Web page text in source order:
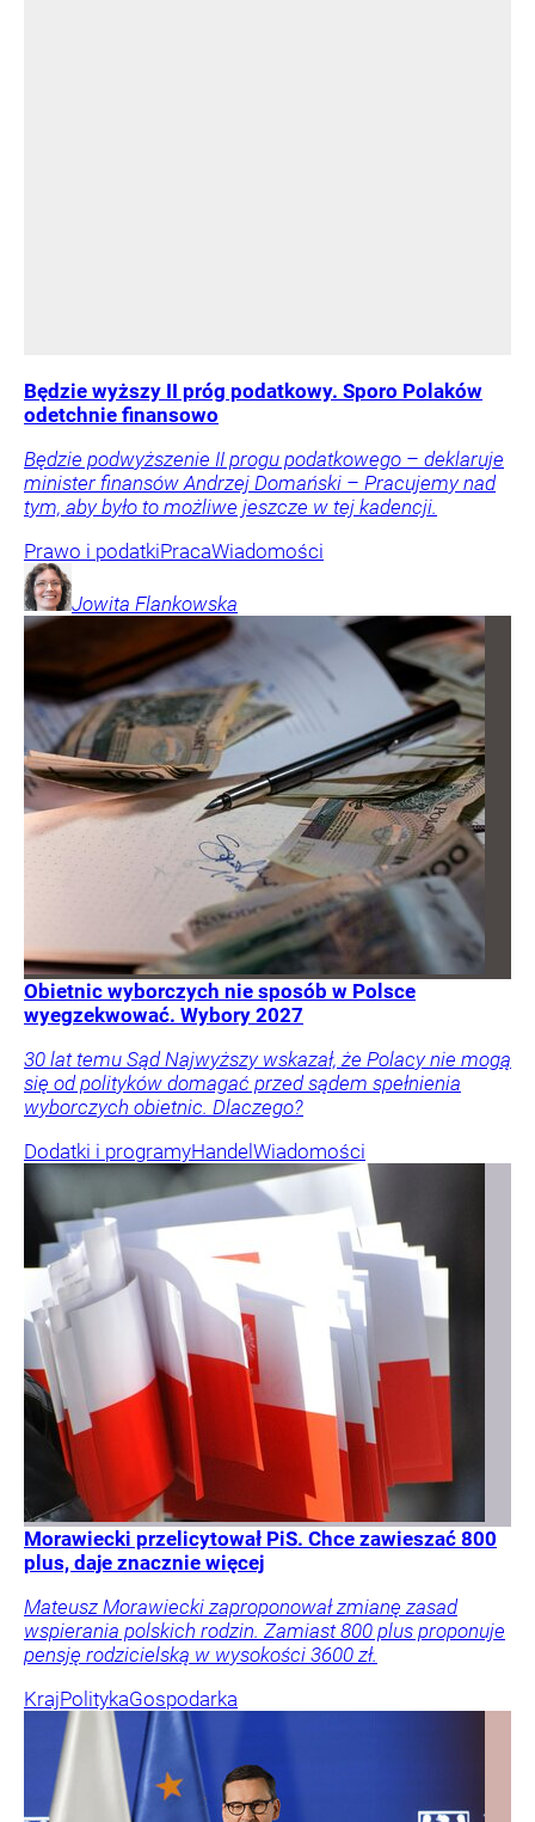
Będzie wyższy II próg podatkowy. Sporo Polaków
odetchnie finansowo
Będzie podwyższenie II progu podatkowego – deklaruje
minister finansów Andrzej Domański – Pracujemy nad
tym, aby było to możliwe jeszcze w tej kadencji.
Prawo i podatkiPracaWiadomości
Jowita Flankowska
Obietnic wyborczych nie sposób w Polsce
wyegzekwować. Wybory 2027
30 lat temu Sąd Najwyższy wskazał, że Polacy nie mogą
się od polityków domagać przed sądem spełnienia
wyborczych obietnic. Dlaczego?
Dodatki i programyHandelWiadomości
Morawiecki przelicytował PiS. Chce zawieszać 800
plus, daje znacznie więcej
Mateusz Morawiecki zaproponował zmianę zasad
wspierania polskich rodzin. Zamiast 800 plus proponuje
pensję rodzicielską w wysokości 3600 zł.
KrajPolitykaGospodarka